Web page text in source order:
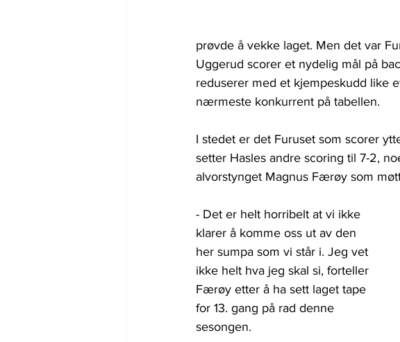
prøvde å vekke laget. Men det var
Uggerud scorer et nydelig mål på
reduserer med et kjempeskudd like
nærmeste konkurrent på tabellen.
I stedet er det Furuset som scorer
setter Hasles andre scoring til 7-2,
alvorstynget Magnus Færøy som
- Det er helt horribelt at vi ikke
klarer å komme oss ut av den
her sumpa som vi står i. Jeg vet
ikke helt hva jeg skal si, forteller
Færøy etter å ha sett laget tape
for 13. gang på rad denne
sesongen.